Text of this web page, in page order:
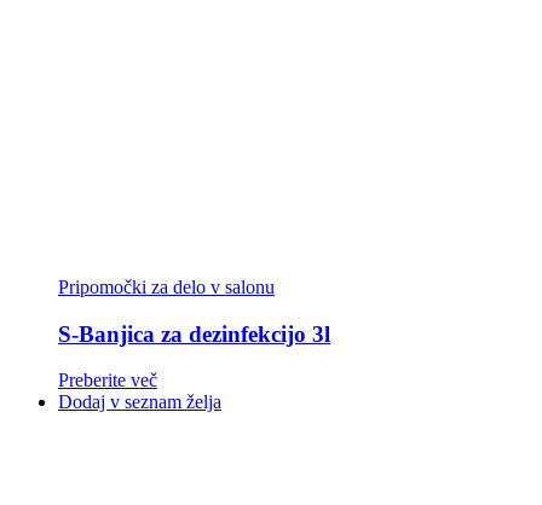
Pripomočki za delo v salonu
S-Banjica za dezinfekcijo 3l
Preberite več
Dodaj v seznam želja